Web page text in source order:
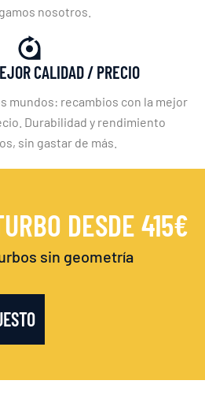
nosotros.
CALIDAD / PRECIO
mundos: recambios con la mejor
Durabilidad y rendimiento
sin gastar de más.
DESDE 415€
sin geometría